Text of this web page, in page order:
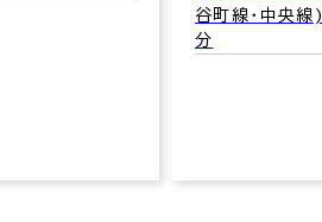
谷町線･中央
分